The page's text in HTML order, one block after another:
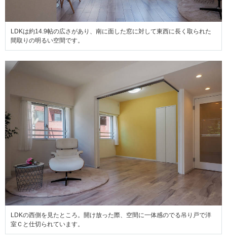
LDKは約14.9帖の広さがあり、南に面した窓に対して東西に長く取られた
間取りの明るい空間です。
LDKの西側を見たところ。開け放った際、空間に一体感のでる吊り戸で洋
室Ｃと仕切られています。